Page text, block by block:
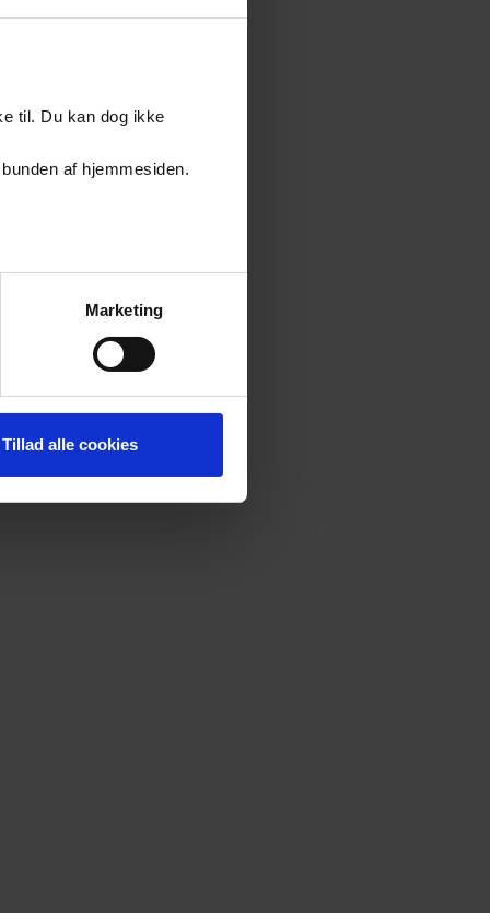
til. Du kan dog ikke
af hjemmesiden.
Marketing
Tillad alle cookies